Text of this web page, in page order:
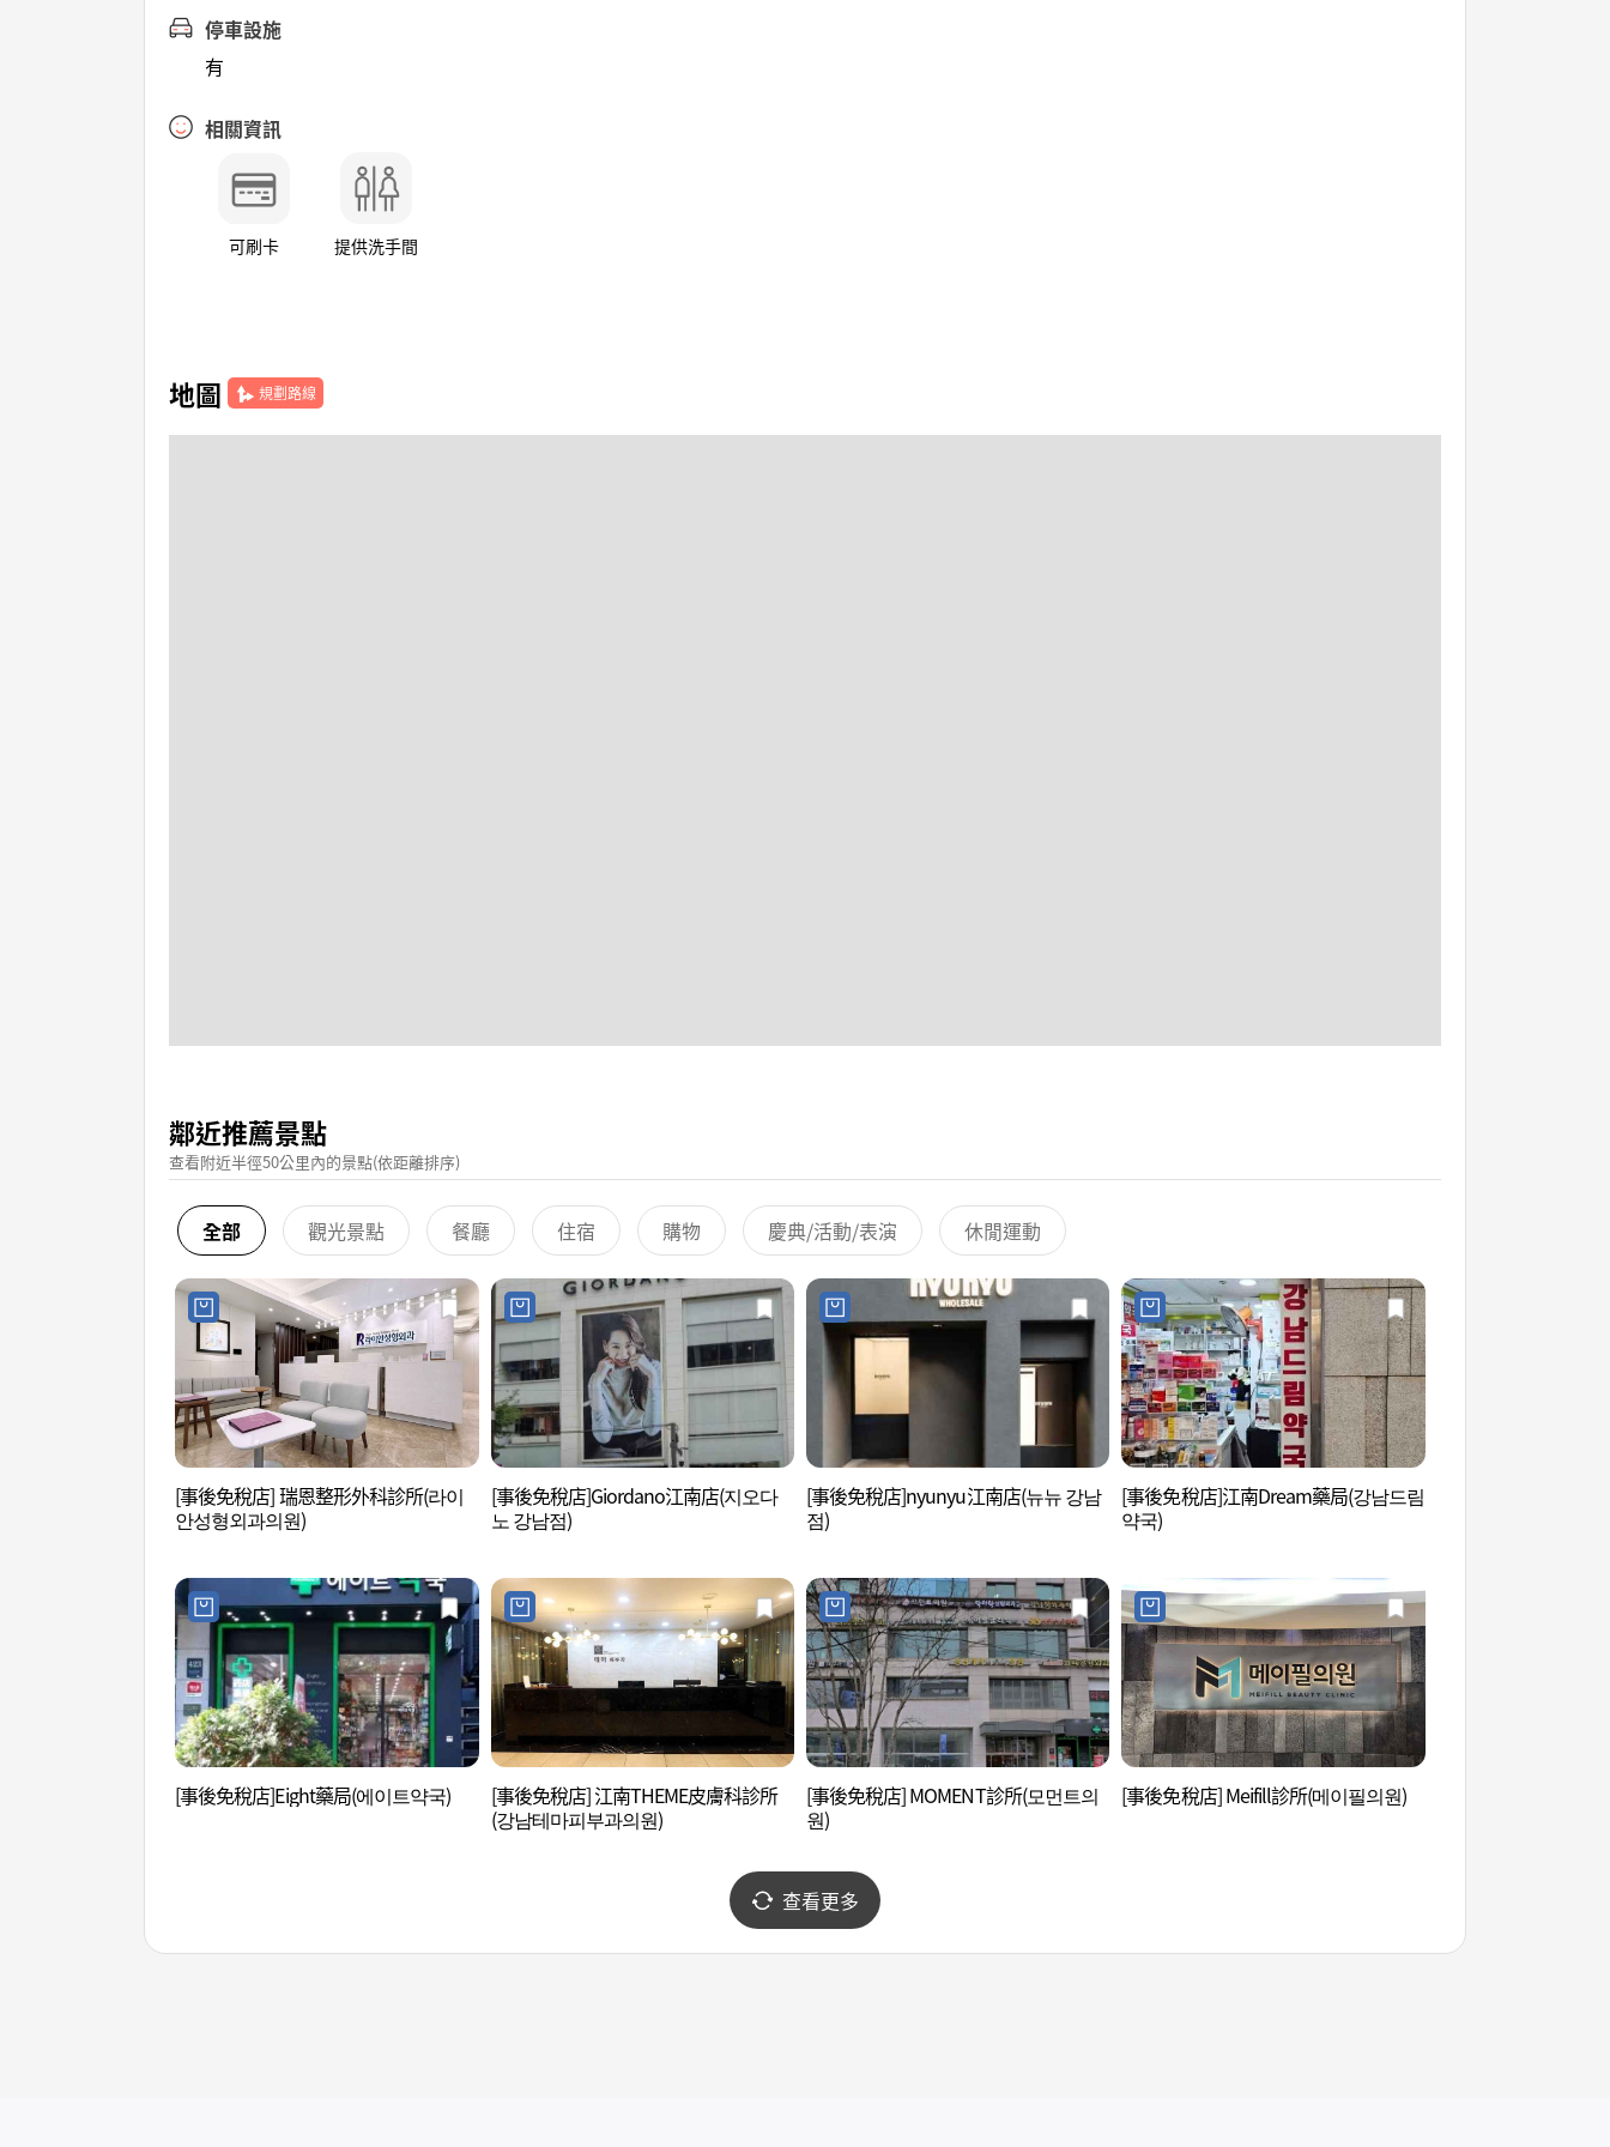
停車設施
有
相關資訊
可刷卡 提供洗手間
地圖 規劃路線
鄰近推薦景點
查看附近半徑50公里內的景點(依距離排序)
全部 觀光景點 餐廳 住宿 購物 慶典/活動/表演 休閒運動
[事後免稅店] 瑞恩整形外科診所(라이
안성형외과의원)
[事後免稅店]Giordano江南店(지오다
노 강남점)
[事後免稅店]nyunyu江南店(뉴뉴 강남
점)
[事後免稅店]江南Dream藥局(강남드림
약국)
[事後免稅店]Eight藥局(에이트약국)
[事後免稅店] 江南THEME皮膚科診所
(강남테마피부과의원)
[事後免稅店] MOMENT診所(모먼트의
원)
[事後免稅店] Meifill診所(메이필의원)
查看更多